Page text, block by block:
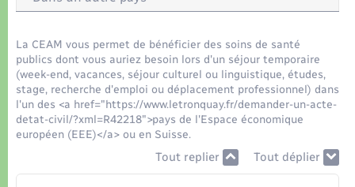
Organisation d’événement
Sécurité - Prévention
Commerces - Entreprises - Emploi
La CEAM vous permet de bénéficier des soins de santé
publics dont vous auriez besoin lors d'un séjour temporaire
(week-end, vacances, séjour culturel ou linguistique, études,
stage, recherche d'emploi ou déplacement professionnel) dans
l'un des <a href="https://www.letronquay.fr/demander-un-acte-
detat-civil/?xml=R42218">pays de l'Espace économique
européen (EEE)</a> ou en Suisse.
Tout replier Tout déplier